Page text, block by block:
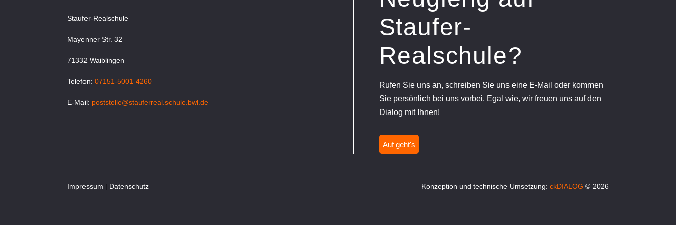
Staufer-Realschule
Mayenner Str. 32
71332 Waiblingen
Telefon:07151-5001-4260
E-Mail: poststelle@stauferreal.schule.bwl.de
Staufer-
Realschule?
Rufen Sie uns an, schreiben Sie uns eine E-Mail oder kommen
Sie persönlich bei uns vorbei. Egal wie, wir freuen uns auf den
Dialog mit Ihnen!
Auf geht's
Impressum | Datenschutz Konzeption und technische Umsetzung: ckDIALOG © 2026